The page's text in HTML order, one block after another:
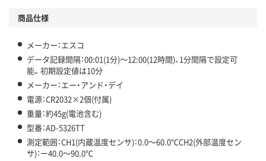
商品仕様
メーカー：エスコ
データ記録間隔：00:01(1分)～12:00(12時間)、1分間隔で設定可
能。初期設定値は10分
メーカー：エー・アンド・デイ
電源：CR2032×2個(付属)
重量：約45g(電池含む)
型番：AD-5326TT
測定範囲：CH1(内蔵温度センサ)：0.0～60.0℃CH2(外部温度セン
サ)：ー40.0～90.0℃